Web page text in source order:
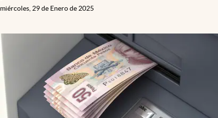
miércoles, 29 de Enero de 2025